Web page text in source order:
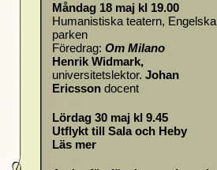
Måndag 18 maj kl 19.00
Humanistiska teatern, Engelska
parken
Föredrag: Om Milano
Henrik Widmark,
universitetslektor. Johan
Ericsson docent
Lördag 30 maj kl 9.45
Utflykt till Sala och Heby
Läs mer